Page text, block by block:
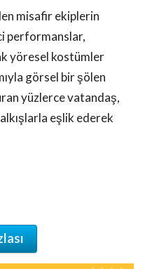
misafir ekiplerin
performanslar,
yöresel kostümler
görsel bir şölen
yüzlerce vatandaş,
eşlik ederek